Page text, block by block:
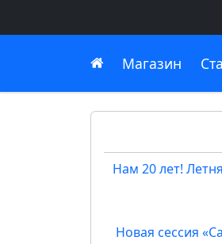
Главная
Магазин
Нам 20 лет!
Новая сессия